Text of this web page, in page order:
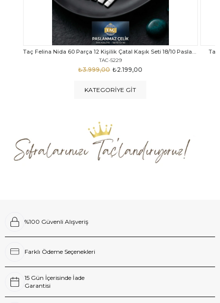
Taç Calista Tivoli 72 Parça 12 Kişilik Çatal Kaşık Bıçak Seti
TAC-5040
₺2.999,00
₺4.289,00
Taç
KATEGORIYE GIT
%100 Güvenli Alışveriş
Farklı Ödeme Seçenekleri
15 Gün İçerisinde İade
Garantisi